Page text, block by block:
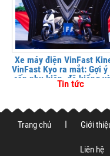
Xe máy điện VinFast
VinFast Kyo ra mắt: Gợi ý
cấp phụ kiện, độ kiểng
vệ xe tại
Tin tức
Trang chủ Giới
Liên hệ